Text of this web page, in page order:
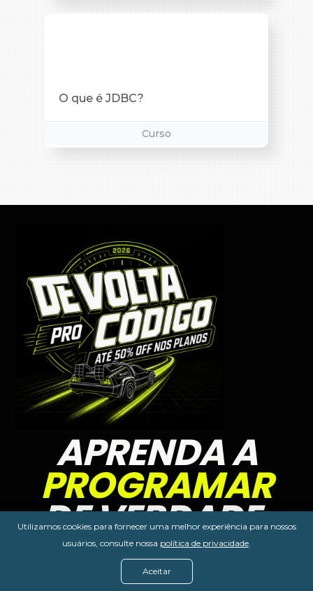
O que é JDBC?
Curso
APRENDA A
PROGRAMAR
DE VERDADE.
MENTORIAS INDIVIDUAIS
Utilizamos cookies para fornecer uma melhor experiência para nossos
usuários, consulte nossa política de privacidade.
Aceitar